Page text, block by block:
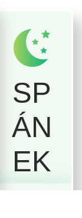
SP
ÁN
EK